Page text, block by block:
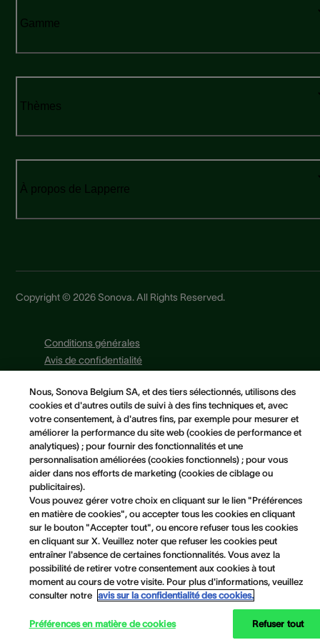
Gamme
Thèmes
À propos de Lapperre
Copyright © 2026 Sonova. All Rights Reserved.
Conditions générales
Avis de confidentialité
Politique Cookies
Préférences en matière de cookies
Nous, Sonova Belgium SA, et des tiers sélectionnés, utilisons des
cookies et d'autres outils de suivi à des fins techniques et, avec
votre consentement, à d'autres fins, par exemple pour mesurer et
améliorer la performance du site web (cookies de performance et
analytiques) ; pour fournir des fonctionnalités et une
personnalisation améliorées (cookies fonctionnels) ; pour vous
aider dans nos efforts de marketing (cookies de ciblage ou
publicitaires).
Vous pouvez gérer votre choix en cliquant sur le lien "Préférences
en matière de cookies", ou accepter tous les cookies en cliquant
sur le bouton "Accepter tout", ou encore refuser tous les cookies
en cliquant sur X. Veuillez noter que refuser les cookies peut
entraîner l'absence de certaines fonctionnalités. Vous avez la
possibilité de retirer votre consentement aux cookies à tout
moment au cours de votre visite. Pour plus d'informations, veuillez
consulter notre avis sur la confidentialité des cookies.
Préférences en matière de cookies Refuser tout